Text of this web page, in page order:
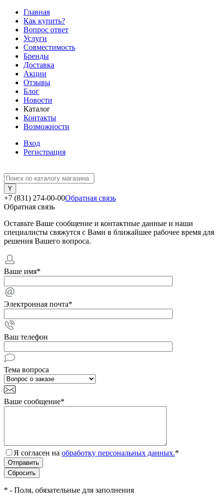
Главная
Как купить?
Вопрос ответ
Услуги
Совместимость
Бренды
Доставка
Акции
Отзывы
Блог
Новости
Каталог
Контакты
Возможности
Вход
Регистрация
+7 (831) 274-00-00Обратная связь
Обратная связь
Оставьте Ваше сообщение и контактные данные и наши
специалисты свяжутся с Вами в ближайшее рабочее время для
решения Вашего вопроса.
Ваше имя*
Электронная почта*
Ваш телефон
Тема вопроса
Ваше сообщение*
Я согласен на обработку персональных данных.*
* - Поля, обязательные для заполнения